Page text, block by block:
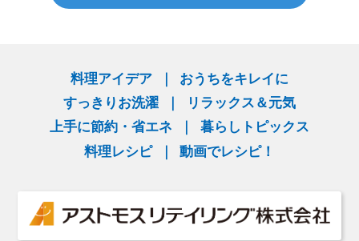
料理アイデア
おうちをキレイに
すっきりお洗濯
リラックス＆元気
上手に節約・省エネ
暮らしトピックス
料理レシピ
動画でレシピ！